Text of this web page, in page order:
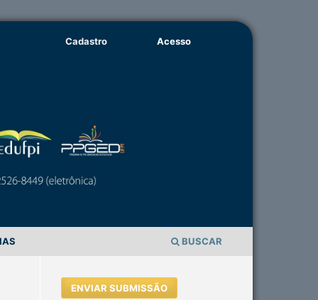
BUSCAR
Cadastro Acesso
ENVIAR SUBMISSÃO